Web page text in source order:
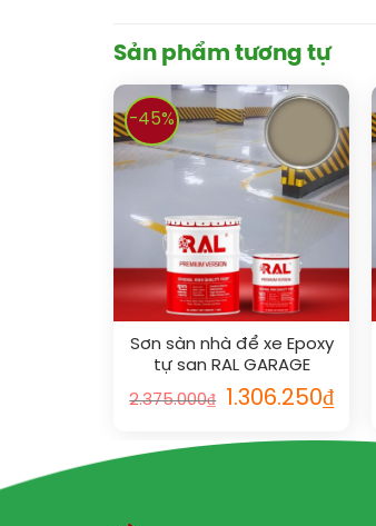
Sản phẩm tương tự
-45%
Sơn sàn nhà để xe Epoxy
tự san RAL GARAGE
GUARD SL 1019
2.375.000₫ 1.306.250₫